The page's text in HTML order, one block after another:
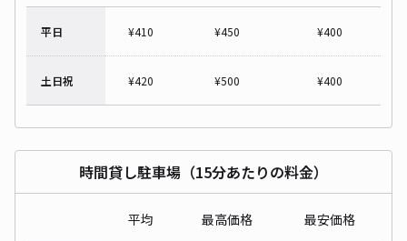
平日 ¥410 ¥450 ¥400
土日祝 ¥420 ¥500 ¥400
時間貸し駐車場（15分あたりの料金）
平均 最高価格 最安価格